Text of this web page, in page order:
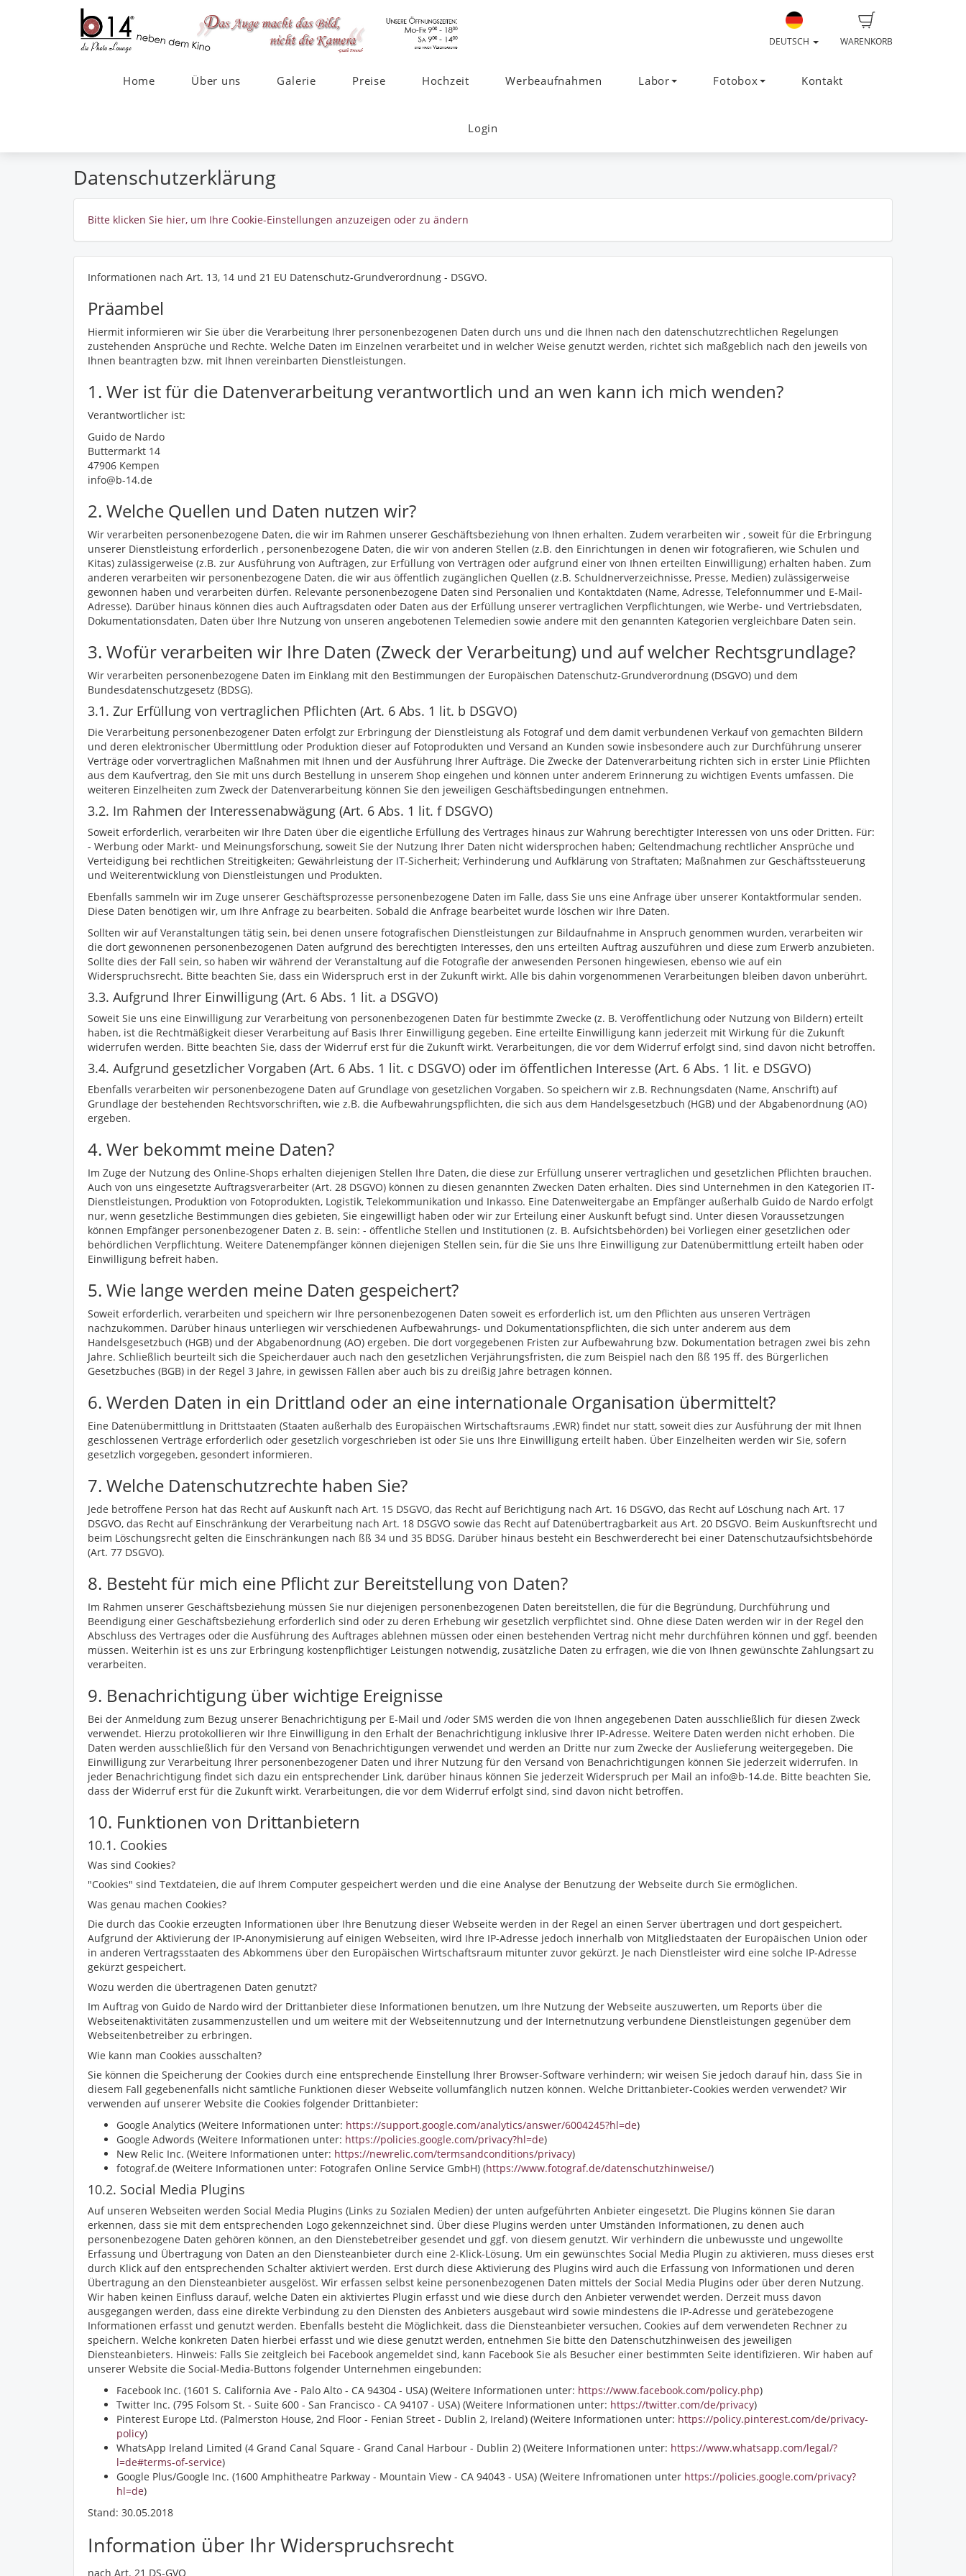
WARENKORB
DEUTSCH
Home Über uns Galerie Preise Hochzeit Werbeaufnahmen Labor Fotobox Kontakt
Login
Datenschutzerklärung
Bitte klicken Sie hier, um Ihre Cookie-Einstellungen anzuzeigen oder zu ändern
Informationen nach Art. 13, 14 und 21 EU Datenschutz-Grundverordnung - DSGVO.
Präambel
Hiermit informieren wir Sie über die Verarbeitung Ihrer personenbezogenen Daten durch uns und die Ihnen nach den datenschutzrechtlichen Regelungen
zustehenden Ansprüche und Rechte. Welche Daten im Einzelnen verarbeitet und in welcher Weise genutzt werden, richtet sich maßgeblich nach den jeweils von
Ihnen beantragten bzw. mit Ihnen vereinbarten Dienstleistungen.
1. Wer ist für die Datenverarbeitung verantwortlich und an wen kann ich mich wenden?
Verantwortlicher ist:
Guido de Nardo
Buttermarkt 14
47906 Kempen
info@b-14.de
2. Welche Quellen und Daten nutzen wir?
Wir verarbeiten personenbezogene Daten, die wir im Rahmen unserer Geschäftsbeziehung von Ihnen erhalten. Zudem verarbeiten wir , soweit für die Erbringung
unserer Dienstleistung erforderlich , personenbezogene Daten, die wir von anderen Stellen (z.B. den Einrichtungen in denen wir fotografieren, wie Schulen und
Kitas) zulässigerweise (z.B. zur Ausführung von Aufträgen, zur Erfüllung von Verträgen oder aufgrund einer von Ihnen erteilten Einwilligung) erhalten haben. Zum
anderen verarbeiten wir personenbezogene Daten, die wir aus öffentlich zugänglichen Quellen (z.B. Schuldnerverzeichnisse, Presse, Medien) zulässigerweise
gewonnen haben und verarbeiten dürfen. Relevante personenbezogene Daten sind Personalien und Kontaktdaten (Name, Adresse, Telefonnummer und E-Mail-
Adresse). Darüber hinaus können dies auch Auftragsdaten oder Daten aus der Erfüllung unserer vertraglichen Verpflichtungen, wie Werbe- und Vertriebsdaten,
Dokumentationsdaten, Daten über Ihre Nutzung von unseren angebotenen Telemedien sowie andere mit den genannten Kategorien vergleichbare Daten sein.
3. Wofür verarbeiten wir Ihre Daten (Zweck der Verarbeitung) und auf welcher Rechtsgrundlage?
Wir verarbeiten personenbezogene Daten im Einklang mit den Bestimmungen der Europäischen Datenschutz-Grundverordnung (DSGVO) und dem
Bundesdatenschutzgesetz (BDSG).
3.1. Zur Erfüllung von vertraglichen Pflichten (Art. 6 Abs. 1 lit. b DSGVO)
Die Verarbeitung personenbezogener Daten erfolgt zur Erbringung der Dienstleistung als Fotograf und dem damit verbundenen Verkauf von gemachten Bildern
und deren elektronischer Übermittlung oder Produktion dieser auf Fotoprodukten und Versand an Kunden sowie insbesondere auch zur Durchführung unserer
Verträge oder vorvertraglichen Maßnahmen mit Ihnen und der Ausführung Ihrer Aufträge. Die Zwecke der Datenverarbeitung richten sich in erster Linie Pflichten
aus dem Kaufvertrag, den Sie mit uns durch Bestellung in unserem Shop eingehen und können unter anderem Erinnerung zu wichtigen Events umfassen. Die
weiteren Einzelheiten zum Zweck der Datenverarbeitung können Sie den jeweiligen Geschäftsbedingungen entnehmen.
3.2. Im Rahmen der Interessenabwägung (Art. 6 Abs. 1 lit. f DSGVO)
Soweit erforderlich, verarbeiten wir Ihre Daten über die eigentliche Erfüllung des Vertrages hinaus zur Wahrung berechtigter Interessen von uns oder Dritten. Für:
- Werbung oder Markt- und Meinungsforschung, soweit Sie der Nutzung Ihrer Daten nicht widersprochen haben; Geltendmachung rechtlicher Ansprüche und
Verteidigung bei rechtlichen Streitigkeiten; Gewährleistung der IT-Sicherheit; Verhinderung und Aufklärung von Straftaten; Maßnahmen zur Geschäftssteuerung
und Weiterentwicklung von Dienstleistungen und Produkten.
Ebenfalls sammeln wir im Zuge unserer Geschäftsprozesse personenbezogene Daten im Falle, dass Sie uns eine Anfrage über unserer Kontaktformular senden.
Diese Daten benötigen wir, um Ihre Anfrage zu bearbeiten. Sobald die Anfrage bearbeitet wurde löschen wir Ihre Daten.
Sollten wir auf Veranstaltungen tätig sein, bei denen unsere fotografischen Dienstleistungen zur Bildaufnahme in Anspruch genommen wurden, verarbeiten wir
die dort gewonnenen personenbezogenen Daten aufgrund des berechtigten Interesses, den uns erteilten Auftrag auszuführen und diese zum Erwerb anzubieten.
Sollte dies der Fall sein, so haben wir während der Veranstaltung auf die Fotografie der anwesenden Personen hingewiesen, ebenso wie auf ein
Widerspruchsrecht. Bitte beachten Sie, dass ein Widerspruch erst in der Zukunft wirkt. Alle bis dahin vorgenommenen Verarbeitungen bleiben davon unberührt.
3.3. Aufgrund Ihrer Einwilligung (Art. 6 Abs. 1 lit. a DSGVO)
Soweit Sie uns eine Einwilligung zur Verarbeitung von personenbezogenen Daten für bestimmte Zwecke (z. B. Veröffentlichung oder Nutzung von Bildern) erteilt
haben, ist die Rechtmäßigkeit dieser Verarbeitung auf Basis Ihrer Einwilligung gegeben. Eine erteilte Einwilligung kann jederzeit mit Wirkung für die Zukunft
widerrufen werden. Bitte beachten Sie, dass der Widerruf erst für die Zukunft wirkt. Verarbeitungen, die vor dem Widerruf erfolgt sind, sind davon nicht betroffen.
3.4. Aufgrund gesetzlicher Vorgaben (Art. 6 Abs. 1 lit. c DSGVO) oder im öffentlichen Interesse (Art. 6 Abs. 1 lit. e DSGVO)
Ebenfalls verarbeiten wir personenbezogene Daten auf Grundlage von gesetzlichen Vorgaben. So speichern wir z.B. Rechnungsdaten (Name, Anschrift) auf
Grundlage der bestehenden Rechtsvorschriften, wie z.B. die Aufbewahrungspflichten, die sich aus dem Handelsgesetzbuch (HGB) und der Abgabenordnung (AO)
ergeben.
4. Wer bekommt meine Daten?
Im Zuge der Nutzung des Online-Shops erhalten diejenigen Stellen Ihre Daten, die diese zur Erfüllung unserer vertraglichen und gesetzlichen Pflichten brauchen.
Auch von uns eingesetzte Auftragsverarbeiter (Art. 28 DSGVO) können zu diesen genannten Zwecken Daten erhalten. Dies sind Unternehmen in den Kategorien IT-
Dienstleistungen, Produktion von Fotoprodukten, Logistik, Telekommunikation und Inkasso. Eine Datenweitergabe an Empfänger außerhalb Guido de Nardo erfolgt
nur, wenn gesetzliche Bestimmungen dies gebieten, Sie eingewilligt haben oder wir zur Erteilung einer Auskunft befugt sind. Unter diesen Voraussetzungen
können Empfänger personenbezogener Daten z. B. sein: - öffentliche Stellen und Institutionen (z. B. Aufsichtsbehörden) bei Vorliegen einer gesetzlichen oder
behördlichen Verpflichtung. Weitere Datenempfänger können diejenigen Stellen sein, für die Sie uns Ihre Einwilligung zur Datenübermittlung erteilt haben oder
Einwilligung befreit haben.
5. Wie lange werden meine Daten gespeichert?
Soweit erforderlich, verarbeiten und speichern wir Ihre personenbezogenen Daten soweit es erforderlich ist, um den Pflichten aus unseren Verträgen
nachzukommen. Darüber hinaus unterliegen wir verschiedenen Aufbewahrungs- und Dokumentationspflichten, die sich unter anderem aus dem
Handelsgesetzbuch (HGB) und der Abgabenordnung (AO) ergeben. Die dort vorgegebenen Fristen zur Aufbewahrung bzw. Dokumentation betragen zwei bis zehn
Jahre. Schließlich beurteilt sich die Speicherdauer auch nach den gesetzlichen Verjährungsfristen, die zum Beispiel nach den ßß 195 ff. des Bürgerlichen
Gesetzbuches (BGB) in der Regel 3 Jahre, in gewissen Fällen aber auch bis zu dreißig Jahre betragen können.
6. Werden Daten in ein Drittland oder an eine internationale Organisation übermittelt?
Eine Datenübermittlung in Drittstaaten (Staaten außerhalb des Europäischen Wirtschaftsraums ,EWR) findet nur statt, soweit dies zur Ausführung der mit Ihnen
geschlossenen Verträge erforderlich oder gesetzlich vorgeschrieben ist oder Sie uns Ihre Einwilligung erteilt haben. Über Einzelheiten werden wir Sie, sofern
gesetzlich vorgegeben, gesondert informieren.
7. Welche Datenschutzrechte haben Sie?
Jede betroffene Person hat das Recht auf Auskunft nach Art. 15 DSGVO, das Recht auf Berichtigung nach Art. 16 DSGVO, das Recht auf Löschung nach Art. 17
DSGVO, das Recht auf Einschränkung der Verarbeitung nach Art. 18 DSGVO sowie das Recht auf Datenübertragbarkeit aus Art. 20 DSGVO. Beim Auskunftsrecht und
beim Löschungsrecht gelten die Einschränkungen nach ßß 34 und 35 BDSG. Darüber hinaus besteht ein Beschwerderecht bei einer Datenschutzaufsichtsbehörde
(Art. 77 DSGVO).
8. Besteht für mich eine Pflicht zur Bereitstellung von Daten?
Im Rahmen unserer Geschäftsbeziehung müssen Sie nur diejenigen personenbezogenen Daten bereitstellen, die für die Begründung, Durchführung und
Beendigung einer Geschäftsbeziehung erforderlich sind oder zu deren Erhebung wir gesetzlich verpflichtet sind. Ohne diese Daten werden wir in der Regel den
Abschluss des Vertrages oder die Ausführung des Auftrages ablehnen müssen oder einen bestehenden Vertrag nicht mehr durchführen können und ggf. beenden
müssen. Weiterhin ist es uns zur Erbringung kostenpflichtiger Leistungen notwendig, zusätzliche Daten zu erfragen, wie die von Ihnen gewünschte Zahlungsart zu
verarbeiten.
9. Benachrichtigung über wichtige Ereignisse
Bei der Anmeldung zum Bezug unserer Benachrichtigung per E-Mail und /oder SMS werden die von Ihnen angegebenen Daten ausschließlich für diesen Zweck
verwendet. Hierzu protokollieren wir Ihre Einwilligung in den Erhalt der Benachrichtigung inklusive Ihrer IP-Adresse. Weitere Daten werden nicht erhoben. Die
Daten werden ausschließlich für den Versand von Benachrichtigungen verwendet und werden an Dritte nur zum Zwecke der Auslieferung weitergegeben. Die
Einwilligung zur Verarbeitung Ihrer personenbezogener Daten und ihrer Nutzung für den Versand von Benachrichtigungen können Sie jederzeit widerrufen. In
jeder Benachrichtigung findet sich dazu ein entsprechender Link, darüber hinaus können Sie jederzeit Widerspruch per Mail an info@b-14.de. Bitte beachten Sie,
dass der Widerruf erst für die Zukunft wirkt. Verarbeitungen, die vor dem Widerruf erfolgt sind, sind davon nicht betroffen.
10. Funktionen von Drittanbietern
10.1. Cookies
Was sind Cookies?
"Cookies" sind Textdateien, die auf Ihrem Computer gespeichert werden und die eine Analyse der Benutzung der Webseite durch Sie ermöglichen.
Was genau machen Cookies?
Die durch das Cookie erzeugten Informationen über Ihre Benutzung dieser Webseite werden in der Regel an einen Server übertragen und dort gespeichert.
Aufgrund der Aktivierung der IP-Anonymisierung auf einigen Webseiten, wird Ihre IP-Adresse jedoch innerhalb von Mitgliedstaaten der Europäischen Union oder
in anderen Vertragsstaaten des Abkommens über den Europäischen Wirtschaftsraum mitunter zuvor gekürzt. Je nach Dienstleister wird eine solche IP-Adresse
gekürzt gespeichert.
Wozu werden die übertragenen Daten genutzt?
Im Auftrag von Guido de Nardo wird der Drittanbieter diese Informationen benutzen, um Ihre Nutzung der Webseite auszuwerten, um Reports über die
Webseitenaktivitäten zusammenzustellen und um weitere mit der Webseitennutzung und der Internetnutzung verbundene Dienstleistungen gegenüber dem
Webseitenbetreiber zu erbringen.
Wie kann man Cookies ausschalten?
Sie können die Speicherung der Cookies durch eine entsprechende Einstellung Ihrer Browser-Software verhindern; wir weisen Sie jedoch darauf hin, dass Sie in
diesem Fall gegebenenfalls nicht sämtliche Funktionen dieser Webseite vollumfänglich nutzen können. Welche Drittanbieter-Cookies werden verwendet? Wir
verwenden auf unserer Website die Cookies folgender Drittanbieter:
Google Analytics (Weitere Informationen unter: https://support.google.com/analytics/answer/6004245?hl=de)
Google Adwords (Weitere Informationen unter: https://policies.google.com/privacy?hl=de)
New Relic Inc. (Weitere Informationen unter: https://newrelic.com/termsandconditions/privacy)
fotograf.de (Weitere Informationen unter: Fotografen Online Service GmbH) (https://www.fotograf.de/datenschutzhinweise/)
10.2. Social Media Plugins
Auf unseren Webseiten werden Social Media Plugins (Links zu Sozialen Medien) der unten aufgeführten Anbieter eingesetzt. Die Plugins können Sie daran
erkennen, dass sie mit dem entsprechenden Logo gekennzeichnet sind. Über diese Plugins werden unter Umständen Informationen, zu denen auch
personenbezogene Daten gehören können, an den Dienstebetreiber gesendet und ggf. von diesem genutzt. Wir verhindern die unbewusste und ungewollte
Erfassung und Übertragung von Daten an den Diensteanbieter durch eine 2-Klick-Lösung. Um ein gewünschtes Social Media Plugin zu aktivieren, muss dieses erst
durch Klick auf den entsprechenden Schalter aktiviert werden. Erst durch diese Aktivierung des Plugins wird auch die Erfassung von Informationen und deren
Übertragung an den Diensteanbieter ausgelöst. Wir erfassen selbst keine personenbezogenen Daten mittels der Social Media Plugins oder über deren Nutzung.
Wir haben keinen Einfluss darauf, welche Daten ein aktiviertes Plugin erfasst und wie diese durch den Anbieter verwendet werden. Derzeit muss davon
ausgegangen werden, dass eine direkte Verbindung zu den Diensten des Anbieters ausgebaut wird sowie mindestens die IP-Adresse und gerätebezogene
Informationen erfasst und genutzt werden. Ebenfalls besteht die Möglichkeit, dass die Diensteanbieter versuchen, Cookies auf dem verwendeten Rechner zu
speichern. Welche konkreten Daten hierbei erfasst und wie diese genutzt werden, entnehmen Sie bitte den Datenschutzhinweisen des jeweiligen
Diensteanbieters. Hinweis: Falls Sie zeitgleich bei Facebook angemeldet sind, kann Facebook Sie als Besucher einer bestimmten Seite identifizieren. Wir haben auf
unserer Website die Social-Media-Buttons folgender Unternehmen eingebunden:
Facebook Inc. (1601 S. California Ave - Palo Alto - CA 94304 - USA) (Weitere Informationen unter: https://www.facebook.com/policy.php)
Twitter Inc. (795 Folsom St. - Suite 600 - San Francisco - CA 94107 - USA) (Weitere Informationen unter: https://twitter.com/de/privacy)
Pinterest Europe Ltd. (Palmerston House, 2nd Floor - Fenian Street - Dublin 2, Ireland) (Weitere Informationen unter: https://policy.pinterest.com/de/privacy-
policy)
WhatsApp Ireland Limited (4 Grand Canal Square - Grand Canal Harbour - Dublin 2) (Weitere Informationen unter: https://www.whatsapp.com/legal/?
l=de#terms-of-service)
Google Plus/Google Inc. (1600 Amphitheatre Parkway - Mountain View - CA 94043 - USA) (Weitere Infromationen unter https://policies.google.com/privacy?
hl=de)
Stand: 30.05.2018
Information über Ihr Widerspruchsrecht
nach Art. 21 DS-GVO